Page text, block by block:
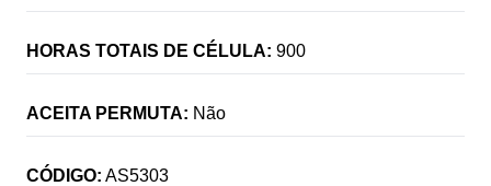
HORAS TOTAIS DE CÉLULA: 900
ACEITA PERMUTA: Não
CÓDIGO: AS5303